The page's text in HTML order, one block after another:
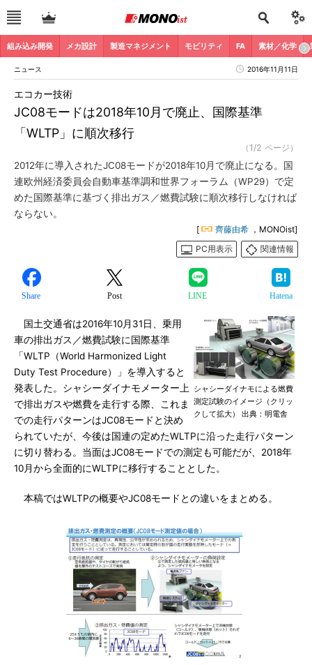
組み込み開発 メカ設計 製造マネジメント モビリティ FA 素材／化学
ニュース 2016年11月11日
JC08モードは2018年10月で廃止、国際基準
「WLTP」に順次移行
エコカー技術
（1/2 ページ）
2012年に導入されたJC08モードが2018年10月で廃止になる。国
連欧州経済委員会自動車基準調和世界フォーラム（WP29）で定
めた国際基準に基づく排出ガス／燃費試験に順次移行しなければ
ならない。
[ 齊藤由希 ，MONOist]
PC用表示
関連情報
Share Post LINE Hatena
シャシーダイナモによる燃費
測定試験のイメージ（クリッ
クして拡大） 出典：明電舎
国土交通省は2016年10月31日、乗用
車の排出ガス／燃費試験に国際基準
「WLTP（World Harmonized Light
Duty Test Procedure）」を導入すると
発表した。シャシーダイナモメーター上
で排出ガスや燃費を走行する際、これま
での走行パターンはJC08モードと決め
られていたが、今後は国連の定めたWLTPに沿った走行パターン
に切り替わる。当面はJC08モードでの測定も可能だが、2018年
10月から全面的にWLTPに移行することとした。
本稿ではWLTPの概要やJC08モードとの違いをまとめる。